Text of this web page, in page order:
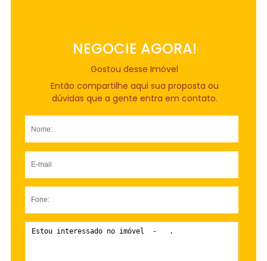
NEGOCIE AGORA!
Gostou desse Imóvel
Então compartilhe aqui sua proposta ou
dúvidas que a gente entra em contato.